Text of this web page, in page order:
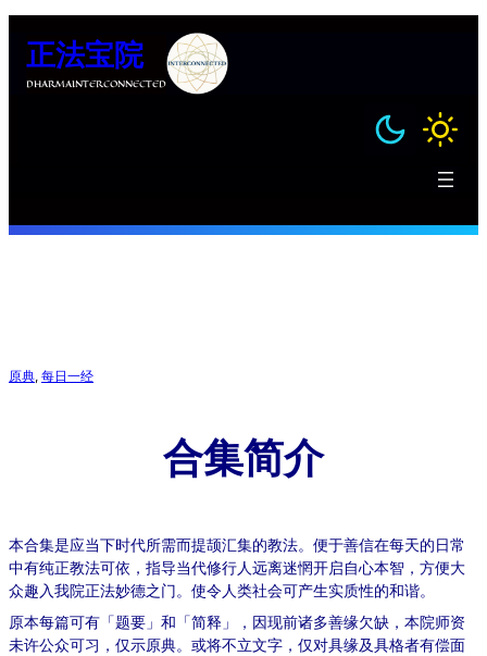
正法宝院
DHARMAINTERCONNECTED
原典, 每日一经
合集简介
本合集是应当下时代所需而提颉汇集的教法。便于善信在每天的日常
中有纯正教法可依，指导当代修行人远离迷惘开启自心本智，方便大
众趣入我院正法妙德之门。使令人类社会可产生实质性的和谐。
原本每篇可有「题要」和「简释」，因现前诸多善缘欠缺，本院师资
未许公众可习，仅示原典。或将不立文字，仅对具缘及具格者有偿面